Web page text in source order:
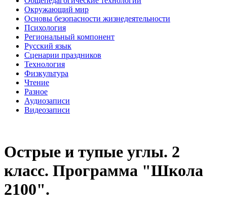
Окружающий мир
Основы безопасности жизнедеятельности
Психология
Региональный компонент
Русский язык
Сценарии праздников
Технология
Физкультура
Чтение
Разное
Аудиозаписи
Видеозаписи
Острые и тупые углы. 2
класс. Программа "Школа
2100".